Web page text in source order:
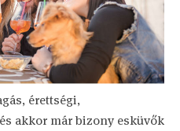
érettségi,
akkor már bizony esküvők